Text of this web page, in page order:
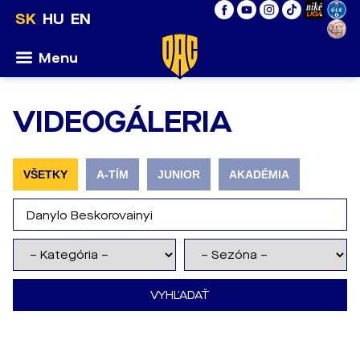
SK HU EN
Menu
VIDEOGÁLERIA
VŠETKY A-TÍM JUNIOR AKADÉMIA
VYHĽADAŤ